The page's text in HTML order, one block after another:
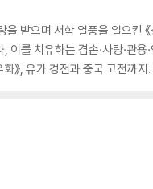
받으며 서학 열풍을 일으킨
이를 치유하는 겸손·사랑·관용
화》, 유가 경전과 중국 고전